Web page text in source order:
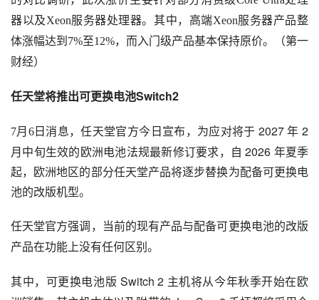
器以及Xeon服务器处理器。其中，高端Xeon服务器产品整
体涨幅达到7%至12%，而入门级产品基本保持原价。（第一
财经）
任天堂将推出可更换电池Switch2
7月6日消息，任天堂官方今日宣布，为应对将于 2027 年 2
月中旬生效的欧洲电池法规最新修订要求，自 2026 年夏季
起，欧洲地区的部分任天堂产品将逐步替换为配备可更换电
池的改版机型。
任天堂官方强调，当前的现有产品与配备可更换电池的改版
产品在功能上没有任何区别。
其中，可更换电池版 Switch 2 主机将从今年秋季开始在欧